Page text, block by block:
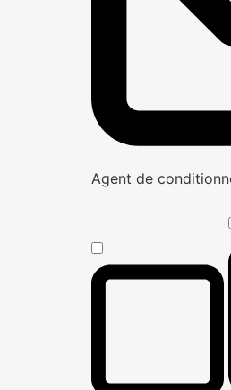
Agent de